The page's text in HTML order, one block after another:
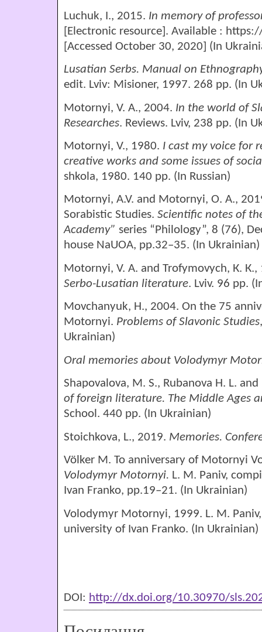
Luchuk, І., 2015. In memory of
[Electronic resource]. Available :
[Accessed October 30, 2020] (In
Lusatian Serbs. Manual on
edit. Lviv: Misioner, 1997. 268 pр. (In
Motornyi, V. А., 2004. In the world of
Researches. Reviews. Lviv, 238 рр. (In
Motornyi, V., 1980. I cast my voice for
creative works and some issues of
shkola, 1980. 140 pp. (In Russian)
Motornyі, A.V. and Motornyі, O. A.,
Sorabistic Studies. Scientific notes of
Academy” series “Philology”, 8 (76),
house NaUOA, pp.32–35. (In Ukrainian)
Motornyі, V. А. and Trofymovych, К.
Serbo-Lusatian literature. Lviv. 96 рр.
Movchanyuk, H., 2004. On the 75
Motornyі. Problems of Slavonic Studies
Ukrainian)
Oral memories about Volodymyr
Shapovalova, M. S., Rubanova H. L.
of foreign literature. The Middle Ages
School. 440 pр. (In Ukrainian)
Stoichkova, L., 2019. Memories.
Völker M. To anniversary of Motornyі
Volodymyr Motornyі. L. М. Paniv,
Ivan Franko, pp.19–21. (In Ukrainian)
Volodymyr Motornyі, 1999. L. М.
university of Ivan Franko. (In Ukrainian)
DOI: http://dx.doi.org/10.30970/